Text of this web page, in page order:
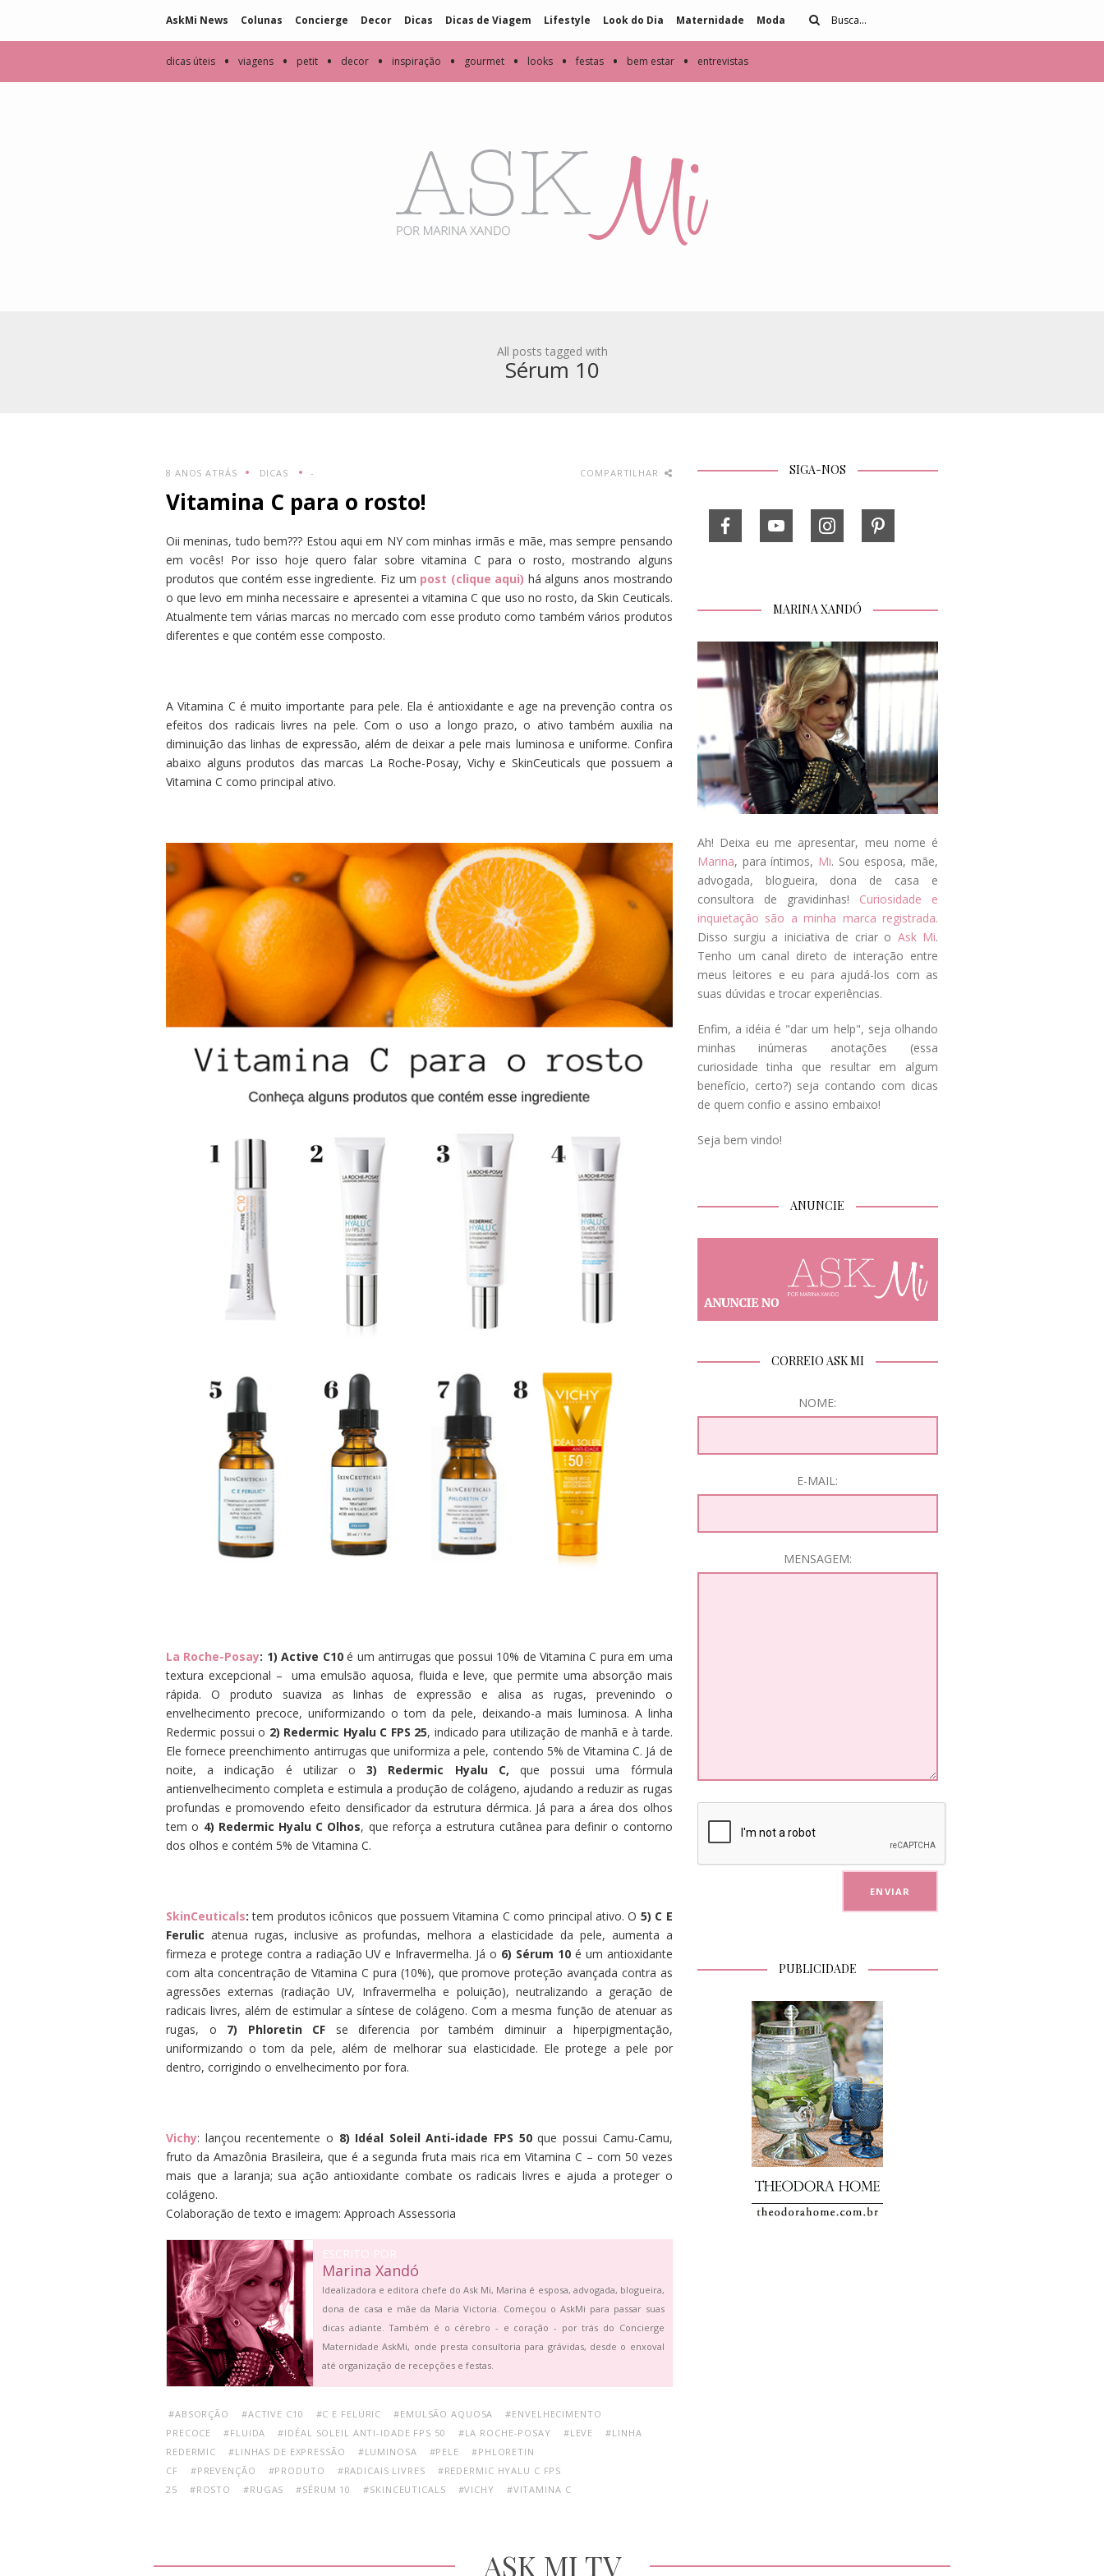
AskMi News Colunas Concierge Decor Dicas Dicas de Viagem Lifestyle Look do Dia Maternidade Moda
dicas úteis • viagens • petit • decor • inspiração • gourmet • looks • festas • bem estar • entrevistas
All posts tagged with
Sérum 10
8 ANOS ATRÁS DICAS - COMPARTILHAR
Vitamina C para o rosto!
Oii meninas, tudo bem??? Estou aqui em NY com minhas irmãs e mãe, mas sempre pensando
em vocês! Por isso hoje quero falar sobre vitamina C para o rosto, mostrando alguns
produtos que contém esse ingrediente. Fiz um post (clique aqui) há alguns anos mostrando
o que levo em minha necessaire e apresentei a vitamina C que uso no rosto, da Skin Ceuticals.
Atualmente tem várias marcas no mercado com esse produto como também vários produtos
diferentes e que contém esse composto.
A Vitamina C é muito importante para pele. Ela é antioxidante e age na prevenção contra os
efeitos dos radicais livres na pele. Com o uso a longo prazo, o ativo também auxilia na
diminuição das linhas de expressão, além de deixar a pele mais luminosa e uniforme. Confira
abaixo alguns produtos das marcas La Roche-Posay, Vichy e SkinCeuticals que possuem a
Vitamina C como principal ativo.
La Roche-Posay: 1) Active C10é um antirrugas que possui 10% de Vitamina C pura em uma
textura excepcional – uma emulsão aquosa, fluida e leve, que permite uma absorção mais
rápida. O produto suaviza as linhas de expressão e alisa as rugas, prevenindo o
envelhecimento precoce, uniformizando o tom da pele, deixando-a mais luminosa. A linha
Redermic possui o 2) Redermic Hyalu C FPS 25, indicado para utilização de manhã e à tarde.
Ele fornece preenchimento antirrugas que uniformiza a pele, contendo 5% de Vitamina C. Já de
noite, a indicação é utilizar o3) Redermic Hyalu C, que possui uma fórmula
antienvelhecimento completa e estimula a produção de colágeno, ajudando a reduzir as rugas
profundas e promovendo efeito densificador da estrutura dérmica. Já para a área dos olhos
tem o 4) Redermic Hyalu C Olhos, que reforça a estrutura cutânea para definir o contorno
dos olhos e contém 5% de Vitamina C.
SkinCeuticals: tem produtos icônicos que possuem Vitamina C como principal ativo. O 5) C E
Ferulic atenua rugas, inclusive as profundas, melhora a elasticidade da pele, aumenta a
firmeza e protege contra a radiação UV e Infravermelha. Já o 6) Sérum 10 é um antioxidante
com alta concentração de Vitamina C pura (10%), que promove proteção avançada contra as
agressões externas (radiação UV, Infravermelha e poluição), neutralizando a geração de
radicais livres, além de estimular a síntese de colágeno. Com a mesma função de atenuar as
rugas, o 7) Phloretin CF se diferencia por também diminuir a hiperpigmentação,
uniformizando o tom da pele, além de melhorar sua elasticidade. Ele protege a pele por
dentro, corrigindo o envelhecimento por fora.
Vichy: lançou recentemente o 8) Idéal Soleil Anti-idade FPS 50que possui Camu-Camu,
fruto da Amazônia Brasileira, que é a segunda fruta mais rica em Vitamina C – com 50 vezes
mais que a laranja; sua ação antioxidante combate os radicais livres e ajuda a proteger o
colágeno.
Colaboração de texto e imagem: Approach Assessoria
ESCRITO POR
Marina Xandó
Idealizadora e editora chefe do Ask Mi, Marina é esposa, advogada, blogueira,
dona de casa e mãe da Maria Victoria. Começou o AskMi para passar suas
dicas adiante. Também é o cérebro - e coração - por trás do Concierge
Maternidade AskMi, onde presta consultoria para grávidas, desde o enxoval
até organização de recepções e festas.
#ABSORÇÃO #ACTIVE C10 #C E FELURIC #EMULSÃO AQUOSA
#ENVELHECIMENTO
PRECOCE
#FLUIDA #IDÉAL SOLEIL ANTI-IDADE FPS 50 #LA ROCHE-POSAY #LEVE
#LINHA
REDERMIC
#LINHAS DE EXPRESSÃO #LUMINOSA #PELE
#PHLORETIN
CF
#PREVENÇÃO #PRODUTO #RADICAIS LIVRES
#REDERMIC HYALU C FPS
25
#ROSTO #RUGAS #SÉRUM 10 #SKINCEUTICALS #VICHY #VITAMINA C
SIGA-NOS
MARINA XANDÓ
Ah! Deixa eu me apresentar, meu nome é
Marina, para íntimos, Mi. Sou esposa, mãe,
advogada, blogueira, dona de casa e
consultora de gravidinhas! Curiosidade e
inquietação são a minha marca registrada.
Disso surgiu a iniciativa de criar o Ask Mi.
Tenho um canal direto de interação entre
meus leitores e eu para ajudá-los com as
suas dúvidas e trocar experiências.
Enfim, a idéia é "dar um help", seja olhando
minhas inúmeras anotações (essa
curiosidade tinha que resultar em algum
benefício, certo?) seja contando com dicas
de quem confio e assino embaixo!
Seja bem vindo!
ANUNCIE
CORREIO ASK MI
NOME:
E-MAIL:
MENSAGEM:
PUBLICIDADE
ASK MI TV